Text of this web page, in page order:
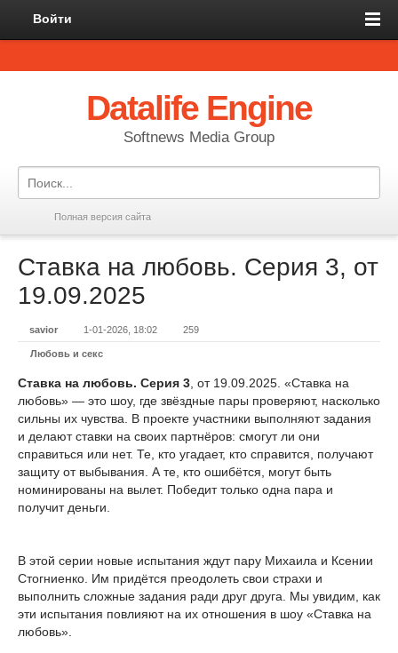
Войти
Datalife Engine
Softnews Media Group
Полная версия сайта
Ставка на любовь. Серия 3, от
19.09.2025
savior 1-01-2026, 18:02 259
Любовь и секс
Ставка на любовь. Серия 3 , от 19.09.2025. «Ставка на
любовь» — это шоу, где звёздные пары проверяют, насколько
сильны их чувства. В проекте участники выполняют задания
и делают ставки на своих партнёров: смогут ли они
справиться или нет. Те, кто угадает, кто справится, получают
защиту от выбывания. А те, кто ошибётся, могут быть
номинированы на вылет. Победит только одна пара и
получит деньги.
В этой серии новые испытания ждут пару Михаила и Ксении
Стогниенко. Им придётся преодолеть свои страхи и
выполнить сложные задания ради друг друга. Мы увидим, как
эти испытания повлияют на их отношения в шоу «Ставка на
любовь».